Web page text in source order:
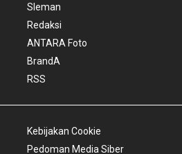
Sleman
Redaksi
ANTARA Foto
BrandA
RSS
Kebijakan Cookie
Pedoman Media Siber